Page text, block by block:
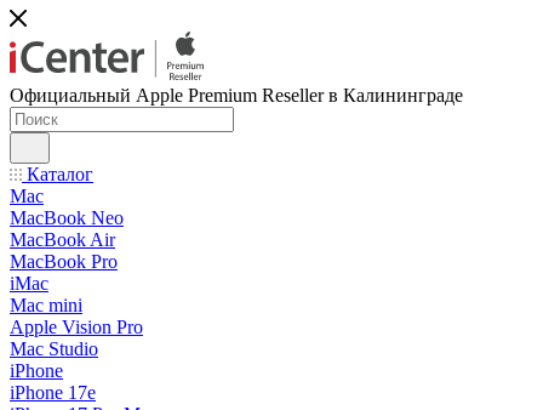
Официальный Apple Premium Reseller в Калининграде
Каталог
Mac
MacBook Neo
MacBook Air
MacBook Pro
iMac
Mac mini
Apple Vision Pro
Mac Studio
iPhone
iPhone 17e